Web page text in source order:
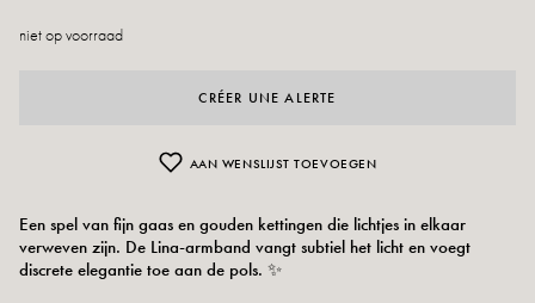
niet op voorraad
CRÉER UNE ALERTE
AAN WENSLIJST TOEVOEGEN
Een spel van fijn gaas en gouden kettingen die lichtjes in elkaar
verweven zijn. De Lina-armband vangt subtiel het licht en voegt
discrete elegantie toe aan de pols. ✨